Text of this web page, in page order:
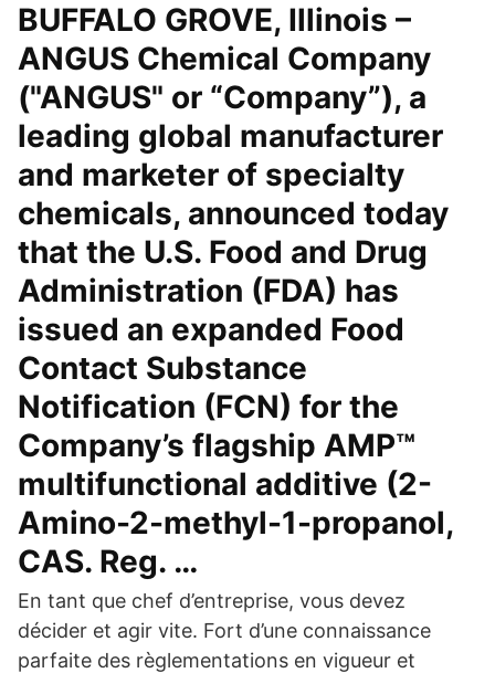
BUFFALO GROVE, Illinois –
ANGUS Chemical Company
("ANGUS" or “Company”), a
leading global manufacturer
and marketer of specialty
chemicals, announced today
that the U.S. Food and Drug
Administration (FDA) has
issued an expanded Food
Contact Substance
Notification (FCN) for the
Company’s flagship AMP™
multifunctional additive (2-
Amino-2-methyl-1-propanol,
CAS. Reg. …
En tant que chef d’entreprise, vous devez
décider et agir vite. Fort d’une connaissance
parfaite des règlementations en vigueur et